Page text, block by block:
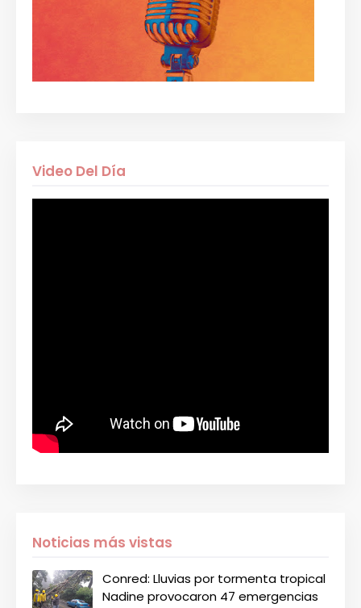
Video Del Día
Noticias más vistas
Conred: Lluvias por tormenta tropical
Nadine provocaron 47 emergencias